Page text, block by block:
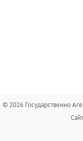
© 2026 Государственно